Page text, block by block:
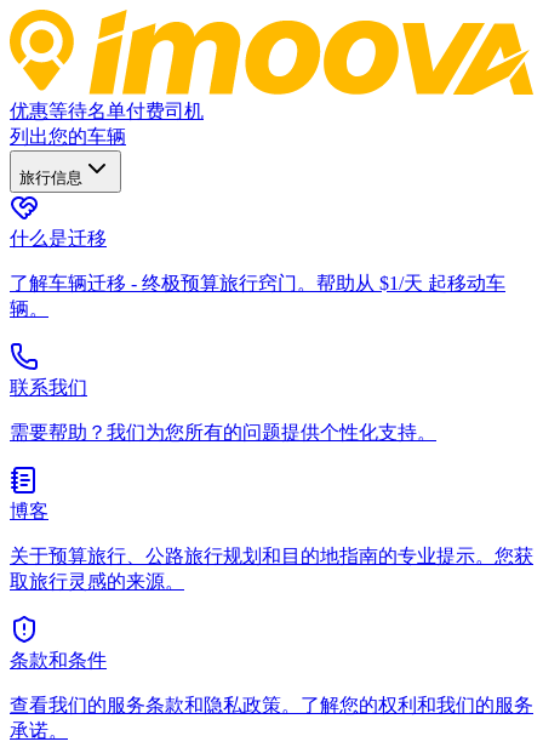
优惠等待名单付费司机
列出您的车辆
旅行信息
什么是迁移
了解车辆迁移 - 终极预算旅行窍门。帮助从 $1/天 起移动车
辆。
联系我们
需要帮助？我们为您所有的问题提供个性化支持。
博客
关于预算旅行、公路旅行规划和目的地指南的专业提示。您获
取旅行灵感的来源。
条款和条件
查看我们的服务条款和隐私政策。了解您的权利和我们的服务
承诺。